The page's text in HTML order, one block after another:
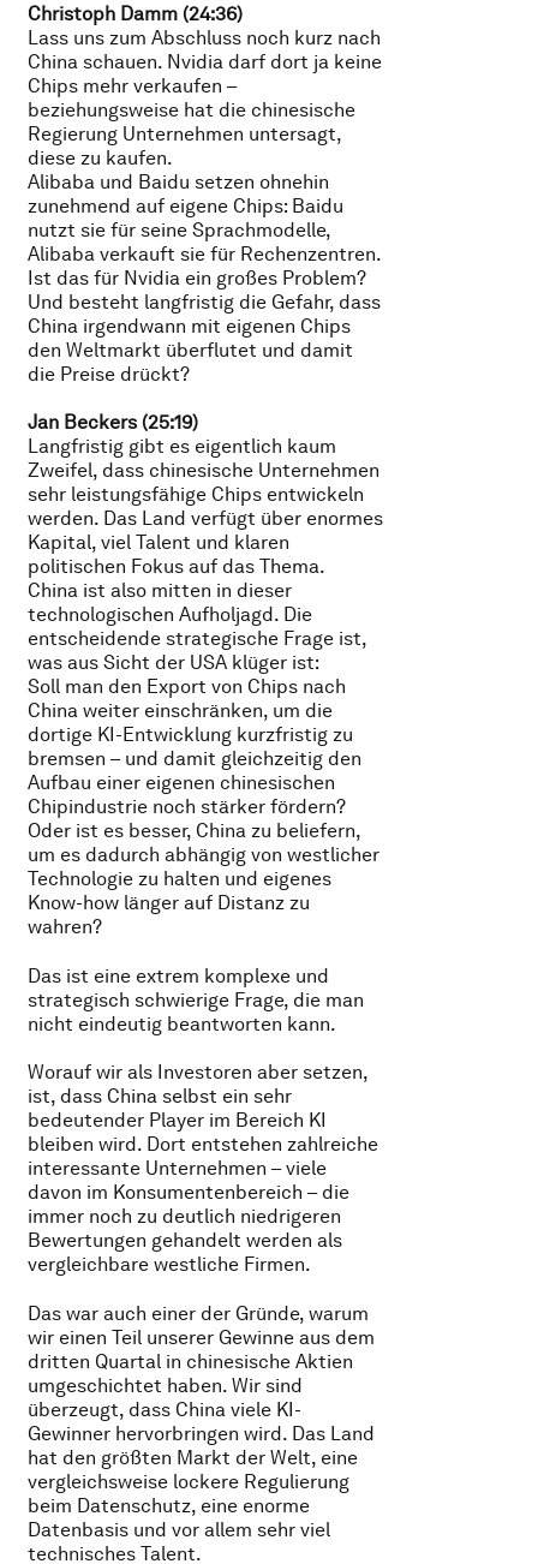
Christoph Damm (24:36)
Lass uns zum Abschluss noch kurz nach
China schauen. Nvidia darf dort ja keine
Chips mehr verkaufen –
beziehungsweise hat die chinesische
Regierung Unternehmen untersagt,
diese zu kaufen.
Alibaba und Baidu setzen ohnehin
zunehmend auf eigene Chips: Baidu
nutzt sie für seine Sprachmodelle,
Alibaba verkauft sie für Rechenzentren.
Ist das für Nvidia ein großes Problem?
Und besteht langfristig die Gefahr, dass
China irgendwann mit eigenen Chips
den Weltmarkt überflutet und damit
die Preise drückt?
Jan Beckers (25:19)
Langfristig gibt es eigentlich kaum
Zweifel, dass chinesische Unternehmen
sehr leistungsfähige Chips entwickeln
werden. Das Land verfügt über enormes
Kapital, viel Talent und klaren
politischen Fokus auf das Thema.
China ist also mitten in dieser
technologischen Aufholjagd. Die
entscheidende strategische Frage ist,
was aus Sicht der USA klüger ist:
Soll man den Export von Chips nach
China weiter einschränken, um die
dortige KI-Entwicklung kurzfristig zu
bremsen – und damit gleichzeitig den
Aufbau einer eigenen chinesischen
Chipindustrie noch stärker fördern?
Oder ist es besser, China zu beliefern,
um es dadurch abhängig von westlicher
Technologie zu halten und eigenes
Know-how länger auf Distanz zu
wahren?
Das ist eine extrem komplexe und
strategisch schwierige Frage, die man
nicht eindeutig beantworten kann.
Worauf wir als Investoren aber setzen,
ist, dass China selbst ein sehr
bedeutender Player im Bereich KI
bleiben wird. Dort entstehen zahlreiche
interessante Unternehmen – viele
davon im Konsumentenbereich – die
immer noch zu deutlich niedrigeren
Bewertungen gehandelt werden als
vergleichbare westliche Firmen.
Das war auch einer der Gründe, warum
wir einen Teil unserer Gewinne aus dem
dritten Quartal in chinesische Aktien
umgeschichtet haben. Wir sind
überzeugt, dass China viele KI-
Gewinner hervorbringen wird. Das Land
hat den größten Markt der Welt, eine
vergleichsweise lockere Regulierung
beim Datenschutz, eine enorme
Datenbasis und vor allem sehr viel
technisches Talent.